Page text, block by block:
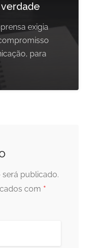
exigia
para
publicado.
com *